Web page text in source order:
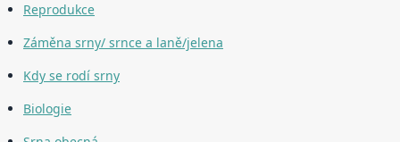
Reprodukce
Záměna srny/ srnce a laně/jelena
Kdy se rodí srny
Biologie